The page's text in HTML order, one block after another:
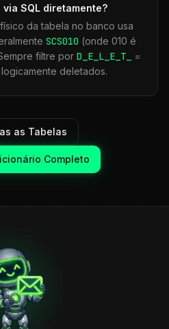
via SQL diretamente?
da tabela no banco usa
SCS010 (onde 010 é
filtre por D_E_L_E_T_
=
deletados.
as Tabelas
Completo